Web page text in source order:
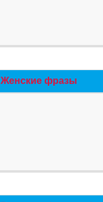
Женские фразы